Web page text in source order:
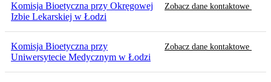
Komisja Bioetyczna przy Okręgowej
Izbie Lekarskiej w Łodzi
Zobacz dane kontaktowe
Komisja Bioetyczna przy
Uniwersytecie Medycznym w Łodzi
Zobacz dane kontaktowe